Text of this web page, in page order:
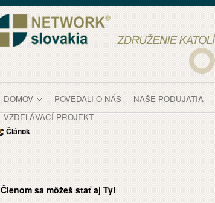
DOMOV POVEDALI O NÁS NAŠE PODUJATIA
VZDELÁVACÍ PROJEKT
Článok
Členom sa môžeš stať aj Ty!